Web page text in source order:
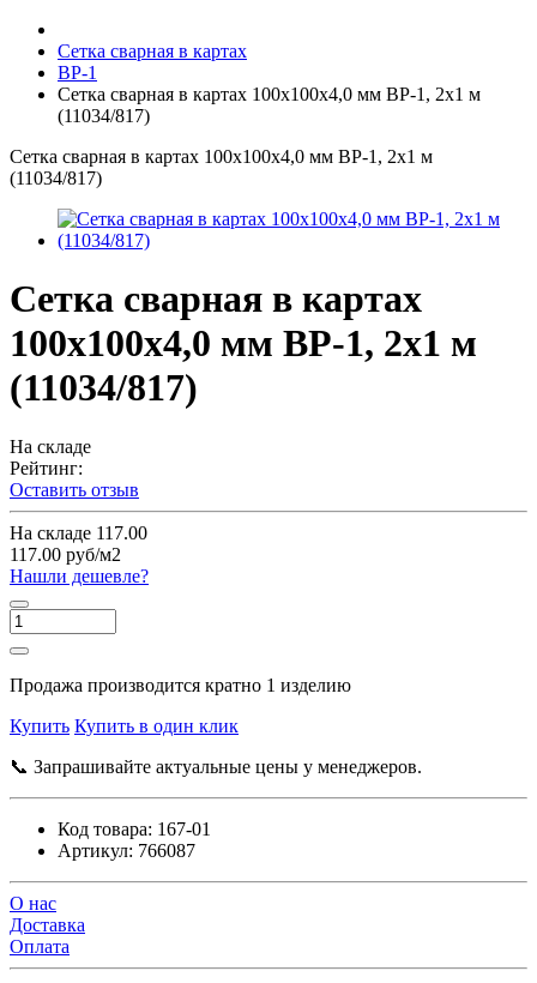
Сетка сварная в картах
ВР-1
Сетка сварная в картах 100х100х4,0 мм ВР-1, 2х1 м
(11034/817)
Сетка сварная в картах 100х100х4,0 мм ВР-1, 2х1 м
(11034/817)
Сетка сварная в картах
100х100х4,0 мм ВР-1, 2х1 м
(11034/817)
На складе
Рейтинг:
Оставить отзыв
На складе 117.00
117.00 руб/м2
Нашли дешевле?
Продажа производится кратно 1 изделию
Купить Купить в один клик
📞 Запрашивайте актуальные цены у менеджеров.
Код товара: 167-01
Артикул: 766087
О нас
Доставка
Оплата